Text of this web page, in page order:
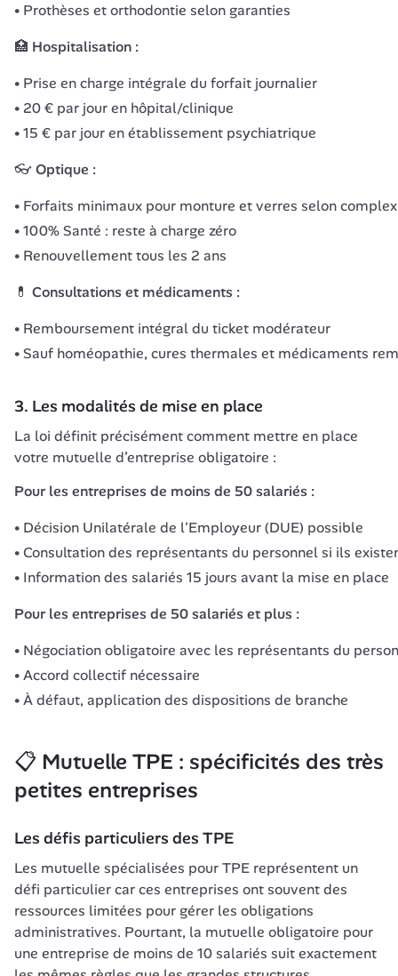
Prothèses et orthodontie selon garanties
🏥 Hospitalisation :
Prise en charge intégrale du forfait journalier
20 € par jour en hôpital/clinique
15 € par jour en établissement psychiatrique
👓 Optique :
Forfaits minimaux pour monture et verres selon
100% Santé : reste à charge zéro
Renouvellement tous les 2 ans
💊 Consultations et médicaments :
Remboursement intégral du ticket modérateur
Sauf homéopathie, cures thermales et médicaments
3. Les modalités de mise en place
La loi définit précisément comment mettre en place
votre mutuelle d’entreprise obligatoire :
Pour les entreprises de moins de 50 salariés :
Décision Unilatérale de l'Employeur (DUE) possible
Consultation des représentants du personnel si ils
Information des salariés 15 jours avant la mise en place
Pour les entreprises de 50 salariés et plus :
Négociation obligatoire avec les représentants du
Accord collectif nécessaire
À défaut, application des dispositions de branche
📋 Mutuelle TPE : spécificités des très
petites entreprises
Les défis particuliers des TPE
Les mutuelle spécialisées pour TPE représentent un
défi particulier car ces entreprises ont souvent des
ressources limitées pour gérer les obligations
administratives. Pourtant, la mutuelle obligatoire pour
une entreprise de moins de 10 salariés suit exactement